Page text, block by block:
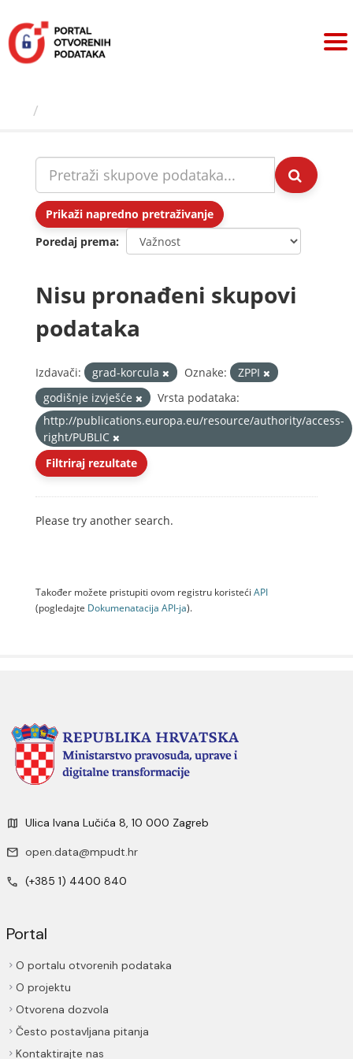
sadržaj
Prikaži napredno pretraživanje
Poredaj prema
Nisu pronađeni skupovi
podataka
Izdavači: grad-korcula Oznake:
ZPPI
godišnje izvješće
Vrsta podataka:
http://publications.europa.eu/resource/authority/access-
right/PUBLIC
Filtriraj rezultate
Please try another search.
Također možete pristupiti ovom registru koristeći API
(pogledajte Dokumenаtаcijа API-jа).